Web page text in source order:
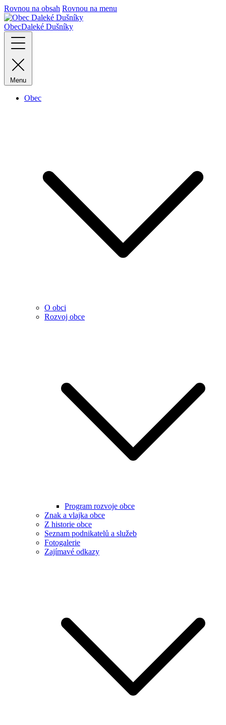
Rovnou na obsah Rovnou na menu
ObecDaleké Dušníky
Menu
Obec
O obci
Rozvoj obce
Program rozvoje obce
Znak a vlajka obce
Z historie obce
Seznam podnikatelů a služeb
Fotogalerie
Zajímavé odkazy